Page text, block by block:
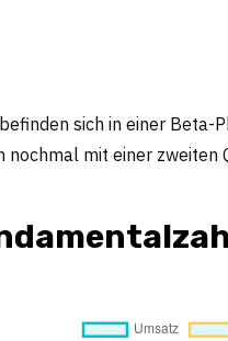
sich in einer
mit einer